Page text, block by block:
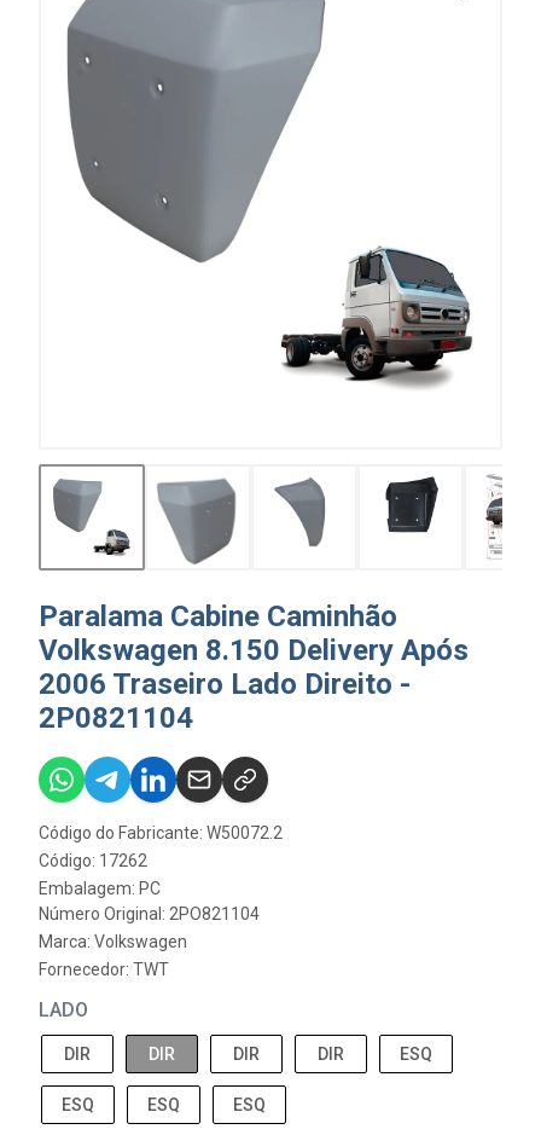
Paralama Cabine Caminhão
Volkswagen 8.150 Delivery Após
2006 Traseiro Lado Direito -
2P0821104
Código do Fabricante: W50072.2
Código: 17262
Embalagem: PC
Número Original: 2PO821104
Marca: Volkswagen
Fornecedor: TWT
LADO
DIR DIR DIR DIR ESQ
ESQ ESQ ESQ